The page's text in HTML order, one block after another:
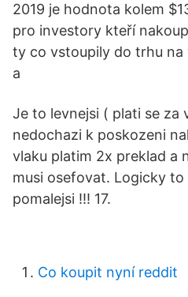
2019 je hodnota kolem
pro investory kteří
ty co vstoupily do trhu
a
Je to levnejsi ( plati se za
nedochazi k poskozeni
vlaku platim 2x preklad a
musi osefovat. Logicky to
pomalejsi !!! 17.
Co koupit nyní reddit